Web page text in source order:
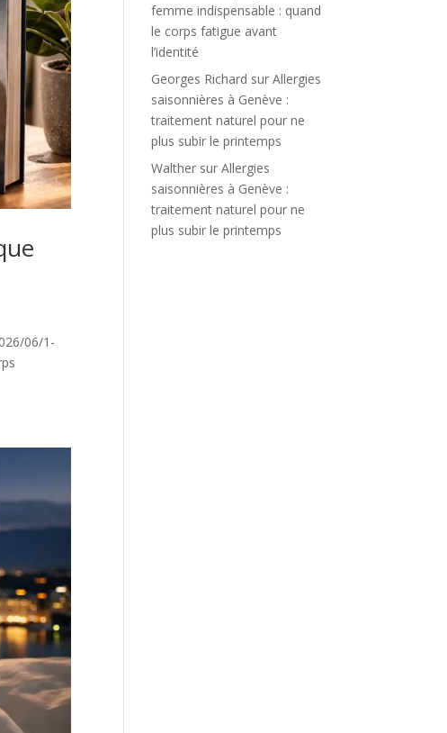
06/1-
femme indispensable : quand
le corps fatigue avant
l’identité
Georges Richard surAllergies
saisonnières à Genève :
traitement naturel pour ne
plus subir le printemps
Walther surAllergies
saisonnières à Genève :
traitement naturel pour ne
plus subir le printemps